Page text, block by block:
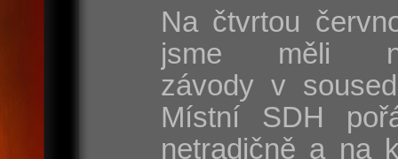
Na čtvrtou
jsme měli
závody v
Místní SDH
netradičně a na